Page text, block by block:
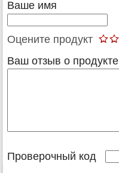
Ваше имя
Оцените продукт
Ваш отзыв о продукте
Проверочный код